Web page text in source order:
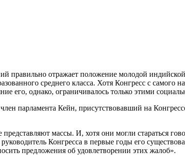
правильно отражает положение молодой
среднего класса. Хотя Конгресс с
его, однако, ограничивалось только этими
парламента Кейн, присутствовавший на
массы. И, хотя они могли стараться
Конгресса в первые годы его
предложения об удовлетворении этих жалоб».